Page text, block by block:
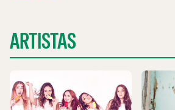
ARTISTAS